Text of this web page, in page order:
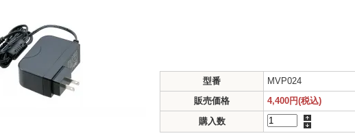
型番
MVP024
販売価格
4,400円(税込)
購入数